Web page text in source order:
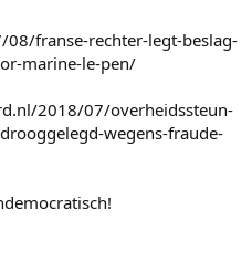
franse-rechter-legt-beslag-
marine-le-pen/
2018/07/overheidssteun-
wegens-fraude-